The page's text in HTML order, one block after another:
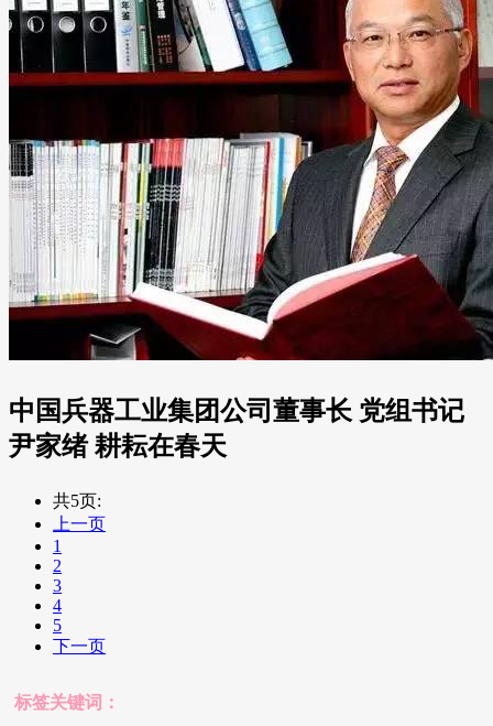
中国兵器工业集团公司董事长 党组书记
尹家绪 耕耘在春天
共5页:
上一页
1
2
3
4
5
下一页
标签关键词：